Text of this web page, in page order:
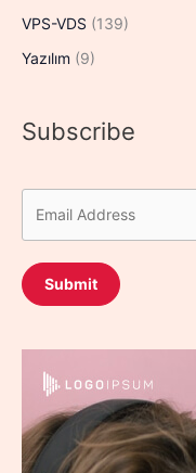
VPS-VDS (139)
Yazılım (9)
Subscribe
Submit